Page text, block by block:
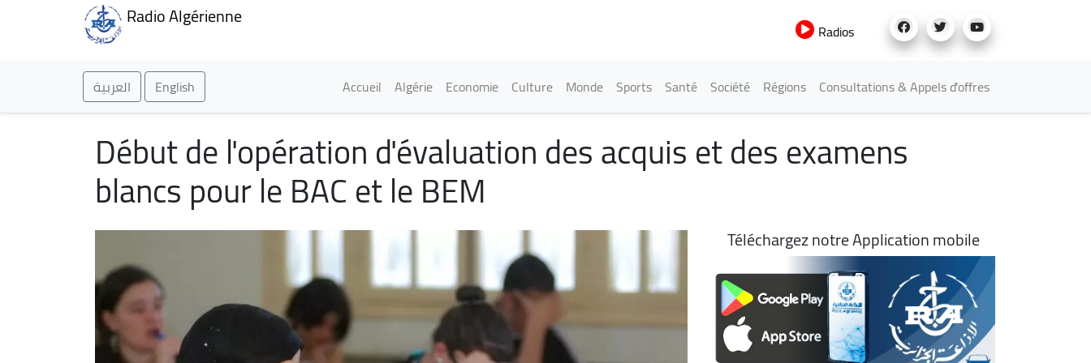
Radio Algérienne
Radios
العربية English Main navigation
Accueil Algérie Economie Culture Monde Sports Santé Société Régions Consultations & Appels d'offres
Début de l'opération d'évaluation des acquis et des examens
blancs pour le BAC et le BEM
Téléchargez notre Application mobile